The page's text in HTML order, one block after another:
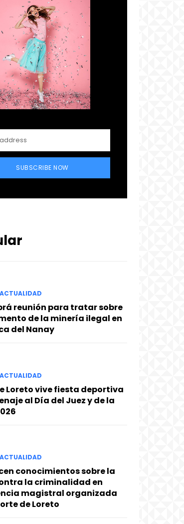
SUBSCRIBE NOW
ACTUALIDAD
reunión para tratar sobre
de la minería ilegal en
del Nanay
ACTUALIDAD
Loreto vive fiesta deportiva
al Día del Juez y de la
ACTUALIDAD
conocimientos sobre la
la criminalidad en
magistral organizada
de Loreto